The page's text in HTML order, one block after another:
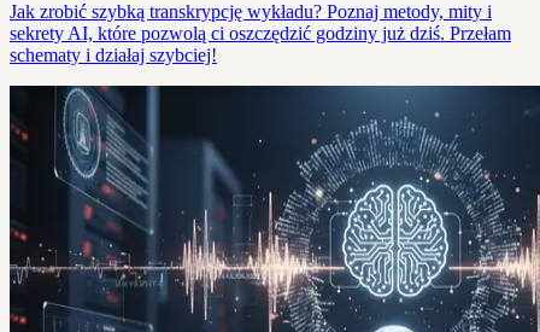
Jak zrobić szybką transkrypcję wykładu? Poznaj metody, mity i
sekrety AI, które pozwolą ci oszczędzić godziny już dziś. Przełam
schematy i działaj szybciej!